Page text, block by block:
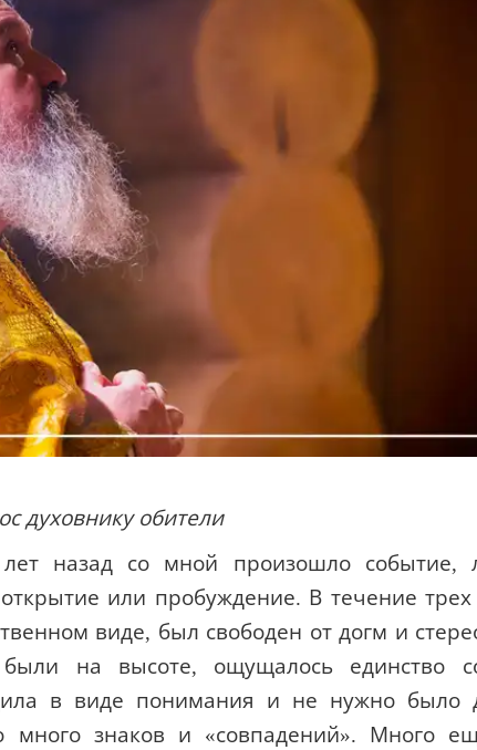
духовнику обители
назад со мной произошло событие,
или пробуждение. В течение
виде, был свободен от догм и
на высоте, ощущалось единство
в виде понимания и не нужно было
много знаков и «совпадений». Много